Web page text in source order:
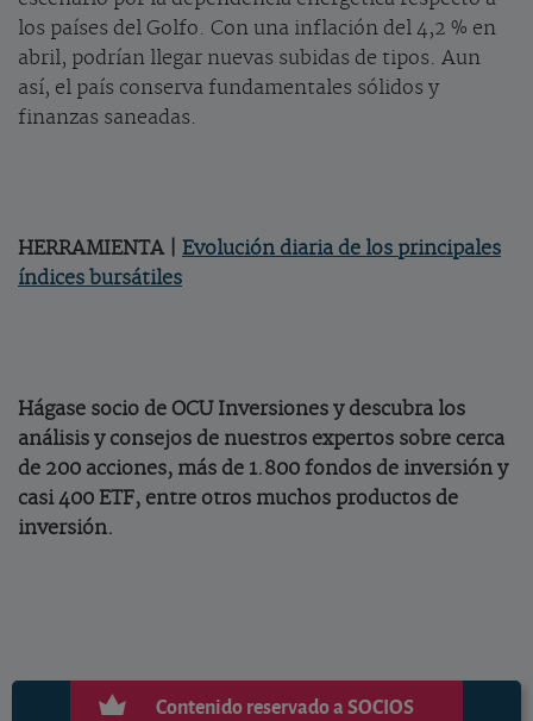
los países del Golfo. Con una inflación del 4,2 % en
abril, podrían llegar nuevas subidas de tipos. Aun
así, el país conserva fundamentales sólidos y
finanzas saneadas.
HERRAMIENTA | Evolución diaria de los principales
índices bursátiles
Hágase socio de OCU Inversiones y descubra los
análisis y consejos de nuestros expertos sobre cerca
de 200 acciones, más de 1.800 fondos de inversión y
casi 400 ETF, entre otros muchos productos de
inversión.
Contenido reservado a SOCIOS